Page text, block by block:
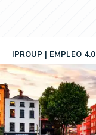
IPROUP EMPLEO 4.0